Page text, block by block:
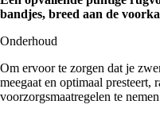
bandjes, breed aan de
Onderhoud
Om ervoor te zorgen dat je
meegaat en optimaal presteert,
voorzorgsmaatregelen te